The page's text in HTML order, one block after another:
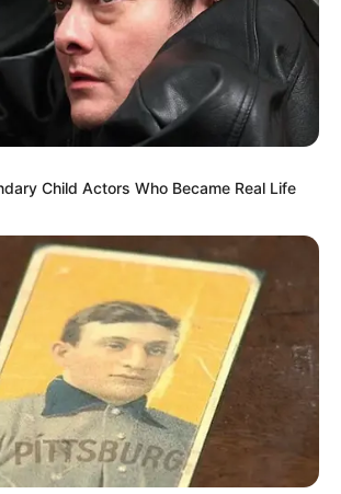
Child Actors Who Became Real Life